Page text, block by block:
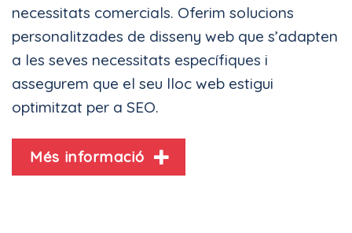
necessitats comercials. Oferim solucions
personalitzades de disseny web que s’adapten
a les seves necessitats específiques i
assegurem que el seu lloc web estigui
optimitzat per a SEO.
Més informació